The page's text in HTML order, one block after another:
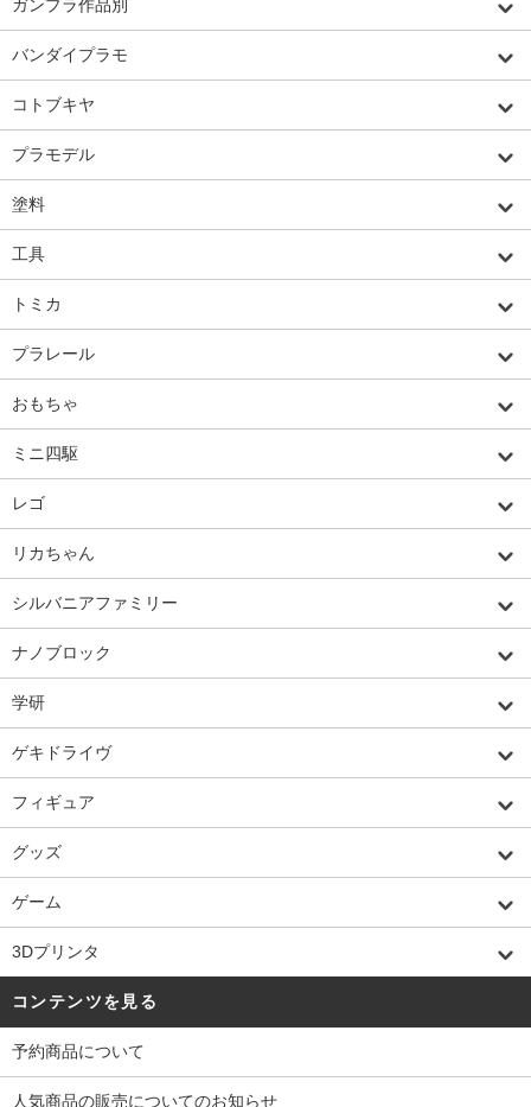
ガンプラ作品別
バンダイプラモ
コトブキヤ
プラモデル
塗料
工具
トミカ
プラレール
おもちゃ
ミニ四駆
レゴ
リカちゃん
シルバニアファミリー
ナノブロック
学研
ゲキドライヴ
フィギュア
グッズ
ゲーム
3Dプリンタ
コンテンツを見る
予約商品について
人気商品の販売についてのお知らせ